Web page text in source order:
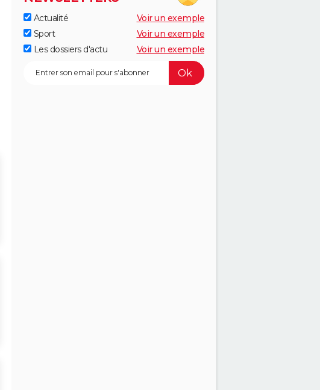
Actualité
Voir un exemple
Sport
Voir un exemple
Les dossiers d'actu
Voir un exemple